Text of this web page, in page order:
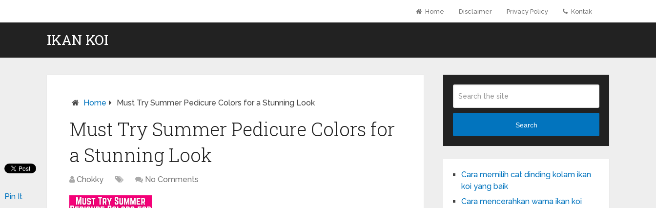
Home Disclaimer Privacy Policy Kontak
IKAN KOI
Home Must Try Summer Pedicure Colors for a Stunning Look
Must Try Summer Pedicure Colors for
a Stunning Look
Chokky No Comments
Pin It
Search
Cara memilih cat dinding kolam ikan
koi yang baik
Cara mencerahkan warna ikan koi